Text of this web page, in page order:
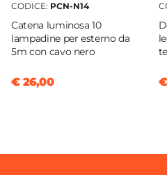
CODICE: PCN-N14
Catena luminosa 10
lampadine per esterno da
5m con cavo nero
€ 26,00